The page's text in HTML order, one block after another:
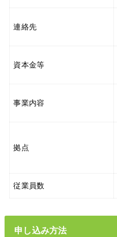
連絡先
資本金等
事業内容
拠点
従業員数
申し込み方法